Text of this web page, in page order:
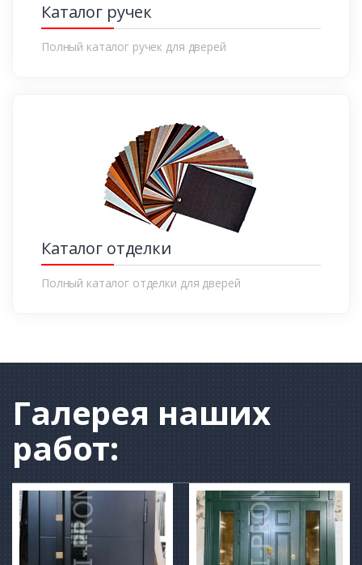
Каталог ручек
Полный каталог ручек для дверей
Каталог отделки
Полный каталог отделки для дверей
Галерея наших
работ: